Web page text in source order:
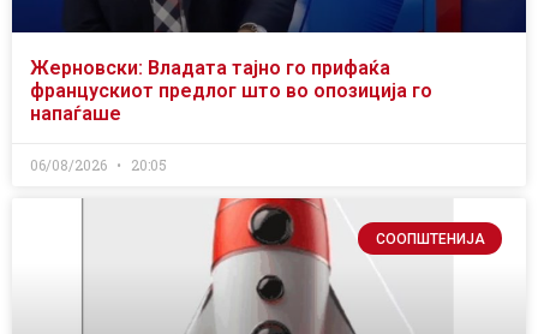
Жерновски: Владата тајно го прифаќа
францускиот предлог што во опозиција го
напаѓаше
06/08/2026 20:05
СООПШТЕНИЈА